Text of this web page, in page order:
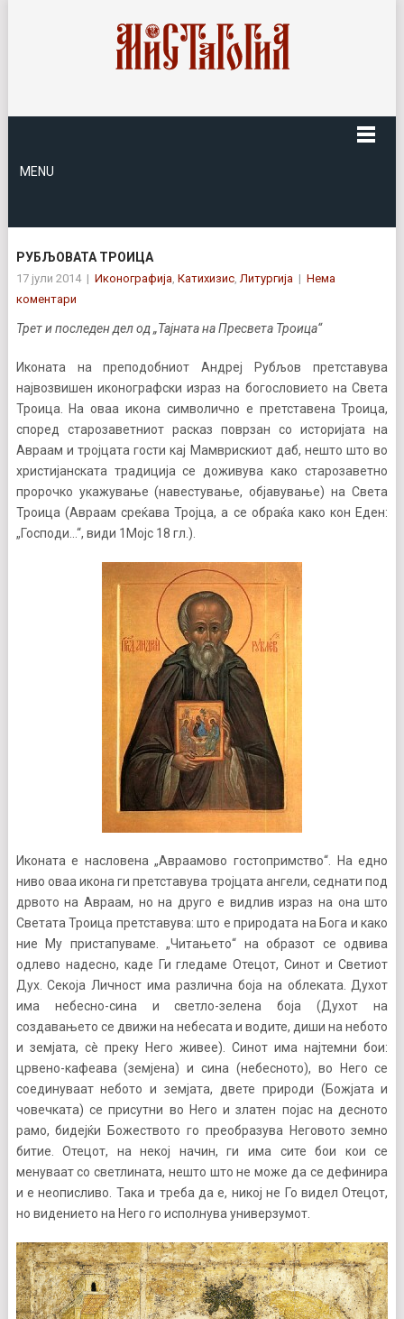
MENU
РУБЉОВАТА ТРОИЦА
17 јули 2014 | Иконографија, Катихизис,Литургија | Нема
коментари
Трет и последен дел од „Тајната на Пресвета Троица“
Иконата на преподобниот Андреј Рубљов претставува
највозвишен иконографски израз на богословието на Света
Троица. На оваа икона символично е претставена Троица,
според старозаветниот расказ поврзан со историјата на
Авраам и тројцата гости кај Мамврискиот даб, нешто што во
христијанската традиција се доживува како старозаветно
пророчко укажување (навестување, објавување) на Света
Троица (Авраам среќава Тројца, а се обраќа како кон Еден:
„Господи…“, види 1Мојс 18 гл.).
Иконата е насловена „Авраамово гостопримство“. На едно
ниво оваа икона ги претставува тројцата ангели, седнати под
дрвото на Авраам, но на друго е видлив израз на она што
Светата Троица претставува: што е природата на Бога и како
ние Му пристапуваме. „Читањето“ на образот се одвива
одлево надесно, каде Ги гледаме Отецот, Синот и Светиот
Дух. Секоја Личност има различна боја на облеката. Духот
има небесно-сина и светло-зелена боја (Духот на
создавањето се движи на небесата и водите, диши на небото
и земјата, сè преку Него живее). Синот има најтемни бои:
црвено-кафеава (земјена) и сина (небесното), во Него се
соединуваат небото и земјата, двете природи (Божјата и
човечката) се присутни во Него и златен појас на десното
рамо, бидејќи Божеството го преобразува Неговото земно
битие. Отецот, на некој начин, ги има сите бои кои се
менуваат со светлината, нешто што не може да се дефинира
и е неописливо. Така и треба да е, никој не Го видел Отецот,
но видението на Него го исполнува универзумот.